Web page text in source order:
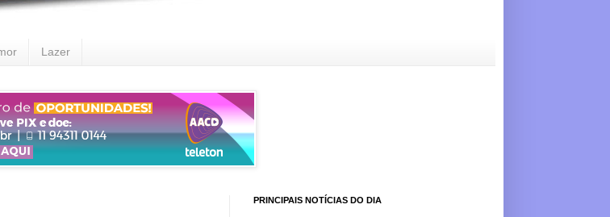
Lazer
PRINCIPAIS NOTÍCIAS DO DIA